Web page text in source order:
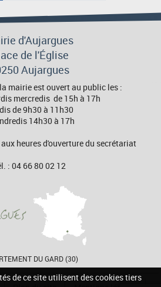
de ce site utilisent des cookies tiers
d'Aujargues
de l'Église
Aujargues
mairie est ouvert au public les :
mercredis de 15h à 17h
de 9h30 à 11h30
14h30 à 17h
heures d'ouverture du secrétariat
: 04 66 80 02 12
DU GARD (30)